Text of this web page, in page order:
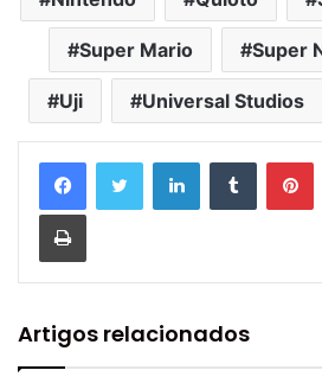
Super Mario Super
Uji Universal Studios
Artigos relacionados